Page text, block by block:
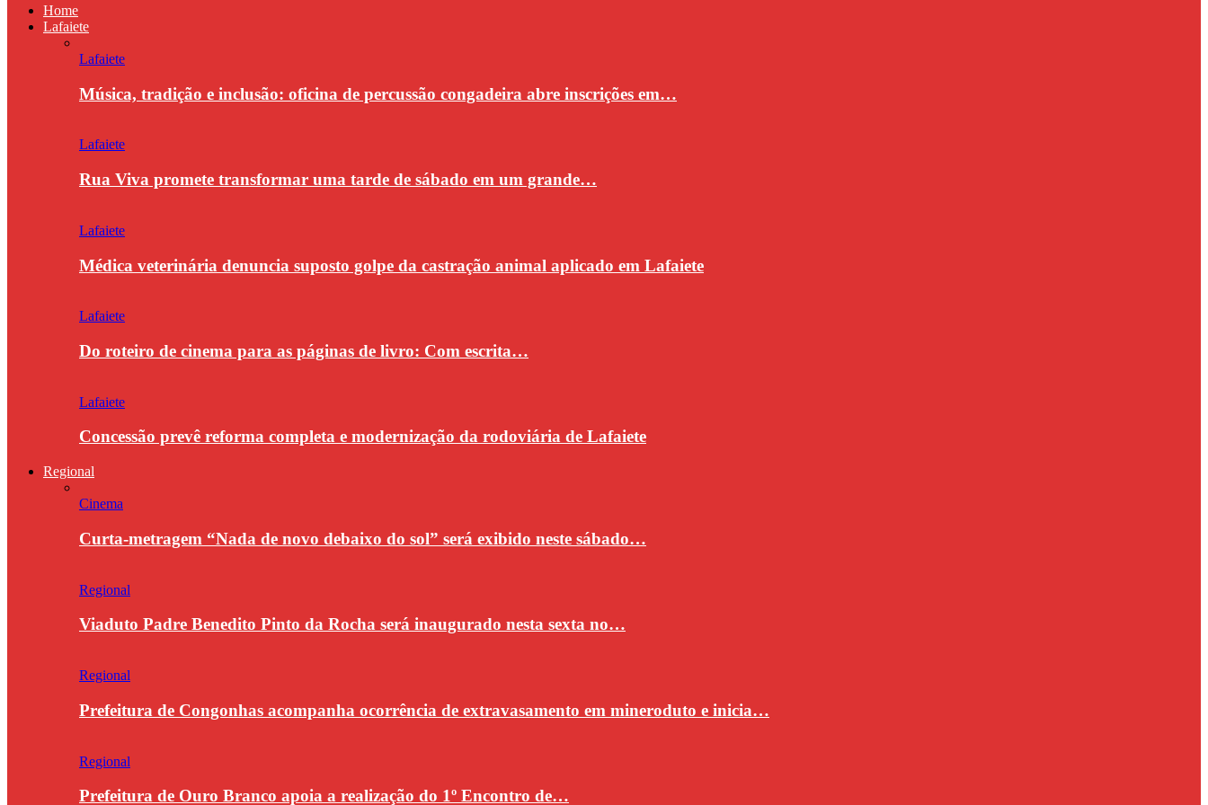
Home
Lafaiete
Lafaiete
Música, tradição e inclusão: oficina de percussão congadeira abre inscrições em…
Lafaiete
Rua Viva promete transformar uma tarde de sábado em um grande…
Lafaiete
Médica veterinária denuncia suposto golpe da castração animal aplicado em Lafaiete
Lafaiete
Do roteiro de cinema para as páginas de livro: Com escrita…
Lafaiete
Concessão prevê reforma completa e modernização da rodoviária de Lafaiete
Regional
Cinema
Curta-metragem “Nada de novo debaixo do sol” será exibido neste sábado…
Regional
Viaduto Padre Benedito Pinto da Rocha será inaugurado nesta sexta no…
Regional
Prefeitura de Congonhas acompanha ocorrência de extravasamento em mineroduto e inicia…
Regional
Prefeitura de Ouro Branco apoia a realização do 1º Encontro de…